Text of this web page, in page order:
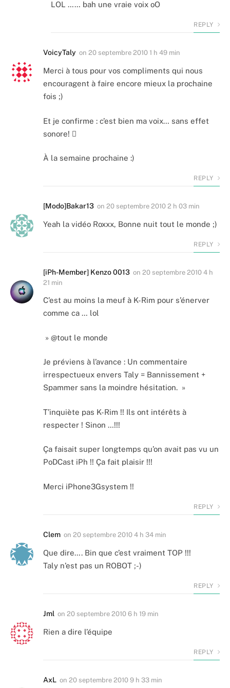
LOL …… bah une vraie voix oO
REPLY
VoicyTaly on 20 septembre 2010 1 h 49 min
Merci à tous pour vos compliments qui nous
encouragent à faire encore mieux la prochaine
fois ;)
Et je confirme : c’est bien ma voix… sans effet
sonore! 
À la semaine prochaine :)
REPLY
[Modo]Bakar13 on 20 septembre 2010 2 h 03 min
Yeah la vidéo Roxxx, Bonne nuit tout le monde ;)
REPLY
[iPh-Member] Kenzo 0013 on 20 septembre 2010 4 h
21 min
C’est au moins la meuf à K-Rim pour s’énerver
comme ca … lol
» @tout le monde
Je préviens à l’avance : Un commentaire
irrespectueux envers Taly = Bannissement +
Spammer sans la moindre hésitation. »
T’inquiète pas K-Rim !! Ils ont intérêts à
respecter ! Sinon …!!!
Ça faisait super longtemps qu’on avait pas vu un
PoDCast iPh !! Ça fait plaisir !!!
Merci iPhone3Gsystem !!
REPLY
Clem on 20 septembre 2010 4 h 34 min
Que dire…. Bin que c’est vraiment TOP !!!
Taly n’est pas un ROBOT ;-)
REPLY
Jml on 20 septembre 2010 6 h 19 min
Rien a dire l’équipe
REPLY
AxL on 20 septembre 2010 9 h 33 min